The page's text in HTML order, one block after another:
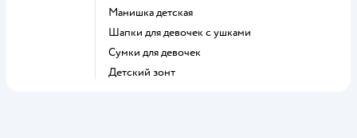
Манишка детская
Шапки для девочек с ушками
Сумки для девочек
Детский зонт